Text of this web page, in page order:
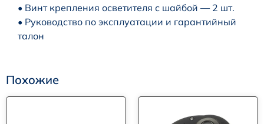
• Винт крепления осветителя с шайбой — 2 шт.
• Руководство по эксплуатации и гарантийный
талон
Похожие